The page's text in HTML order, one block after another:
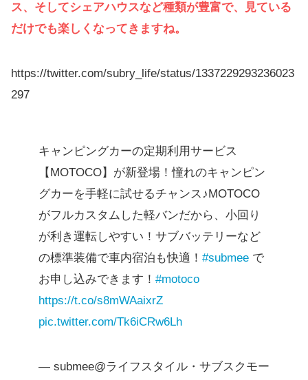
ス、そしてシェアハウスなど種類が豊富で、見ている
だけでも楽しくなってきますね。
https://twitter.com/subry_life/status/1337229293236023
297
キャンピングカーの定期利用サービス
【MOTOCO】が新登場！憧れのキャンピン
グカーを手軽に試せるチャンス♪MOTOCO
がフルカスタムした軽バンだから、小回り
が利き運転しやすい！サブバッテリーなど
の標準装備で車内宿泊も快適！ #submee で
お申し込みできます！ #motoco
https://t.co/s8mWAaixrZ
pic.twitter.com/Tk6iCRw6Lh
— submee@ライフスタイル・サブスクモー